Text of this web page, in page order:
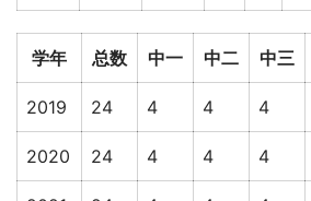
学年 总数 中一 中二 中三
2019 24 4 4 4
2020 24 4 4 4